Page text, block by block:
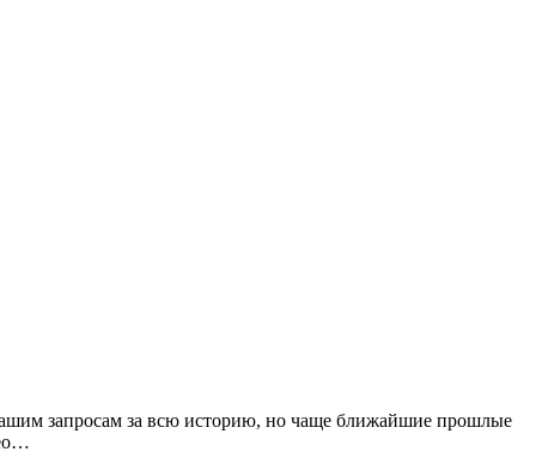
запросам за всю историю, но чаще ближайшие прошлые